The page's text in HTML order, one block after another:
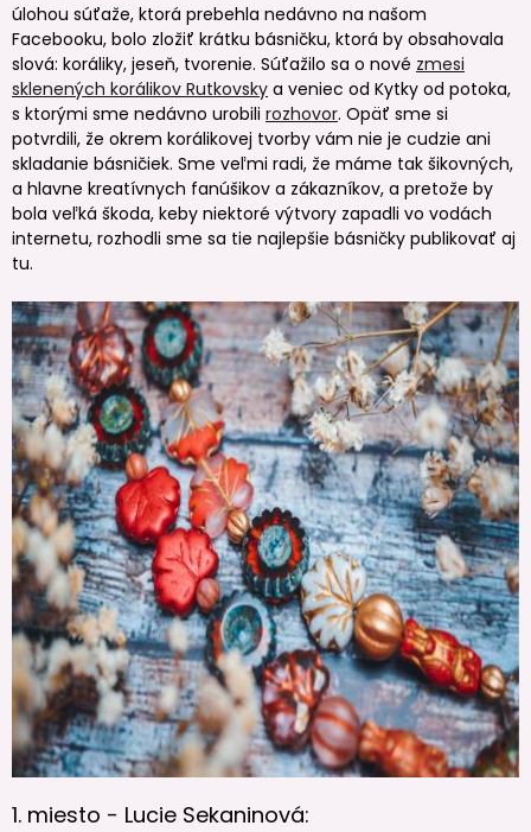
úlohou súťaže, ktorá prebehla nedávno na našom
Facebooku, bolo zložiť krátku básničku, ktorá by obsahovala
slová: koráliky, jeseň, tvorenie. Súťažilo sa o nové zmesi
sklenených korálikov Rutkovsky a veniec od Kytky od potoka,
s ktorými sme nedávno urobili rozhovor. Opäť sme si
potvrdili, že okrem korálikovej tvorby vám nie je cudzie ani
skladanie básničiek. Sme veľmi radi, že máme tak šikovných,
a hlavne kreatívnych fanúšikov a zákazníkov, a pretože by
bola veľká škoda, keby niektoré výtvory zapadli vo vodách
internetu, rozhodli sme sa tie najlepšie básničky publikovať aj
tu.
1. miesto - Lucie Sekaninová: